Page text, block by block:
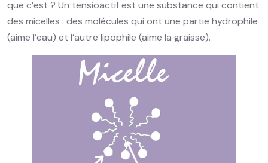
que c’est ? Un tensioactif est une substance qui contient
des micelles : des molécules qui ont une partie hydrophile
(aime l’eau) et l’autre lipophile (aime la graisse).